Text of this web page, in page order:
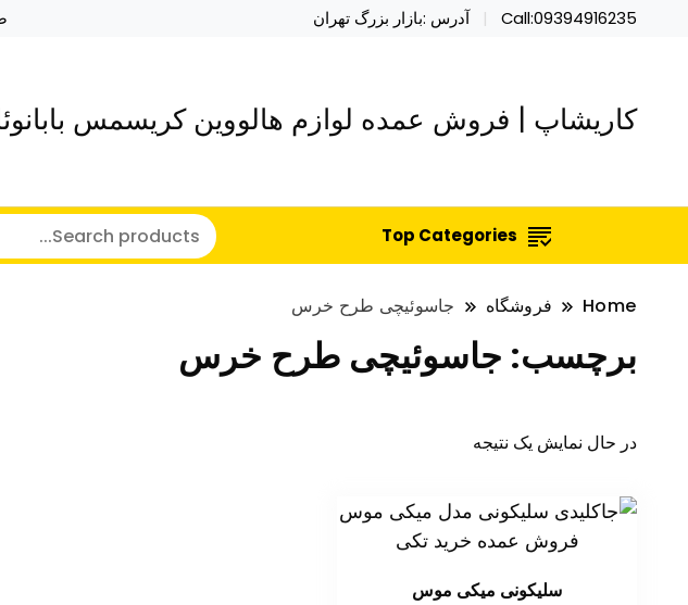
Call:09394916235 آدرس :بازار بزرگ تهران
کاریشاپ | فروش عمده لوازم هالووین کریسمس
Top Categories
Home فروشگاه جاسوئیچی طرح خرس
برچسب: جاسوئیچی طرح خرس
در حال نمایش یک نتیجه
سلیکونی میکی موس